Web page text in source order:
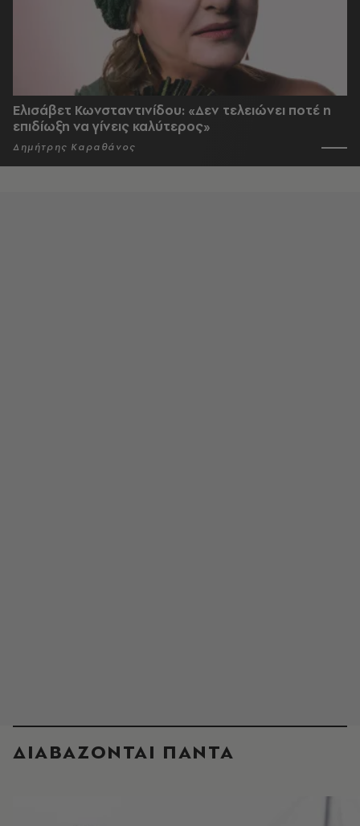
Ελισάβετ Κωνσταντινίδου: «Δεν τελειώνει ποτέ η
επιδίωξη να γίνεις καλύτερος»
Δημήτρης Καραθάνος
ΔΙΑΒΑΖΟΝΤΑΙ ΠΑΝΤΑ